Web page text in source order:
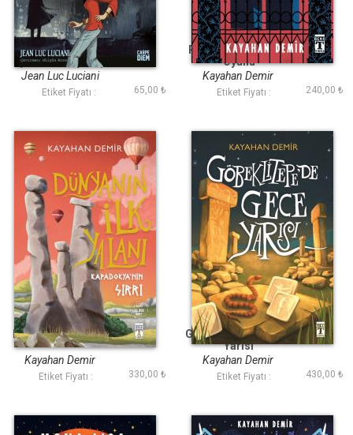
Ölümcül Oyun
(Dedektif Aynes)
Jean Luc Luciani
Etiket Fiyatı : 65,00 ₺
Pera Palasta Gölge
Oyunu
Kayahan Demir
Etiket Fiyatı : 240,00 ₺
Dünyanın İlk Yalanı
Kayahan Demir
Etiket Fiyatı : 330,00 ₺
Göbeklitepe de Gece
Yarısı
Kayahan Demir
Etiket Fiyatı : 430,00 ₺